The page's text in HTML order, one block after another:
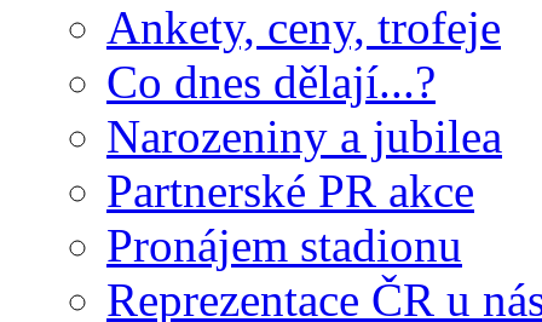
Ankety, ceny, trofeje
Co dnes dělají...?
Narozeniny a jubilea
Partnerské PR akce
Pronájem stadionu
Reprezentace ČR u